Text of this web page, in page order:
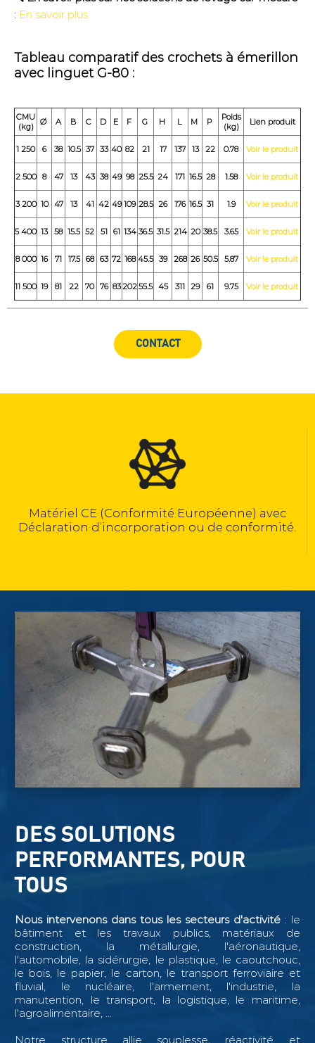
: En savoir plus
Tableau comparatif des crochets à émerillon
avec linguet G-80 :
CMU
(kg)
Ø A B C D E F G H L M P
Poids
(kg)
Lien produit
1 250 6 38 10.5 37 33 40 82 21 17 137 13 22 0.78 Voir le produit
2 500 8 47 13 43 38 49 98 25.5 24 171 16.5 28 1.58 Voir le produit
3 200 10 47 13 41 42 49 109 28.5 26 176 16.5 31 1.9 Voir le produit
5 400 13 58 15.5 52 51 61 134 36.5 31.5 214 20 38.5 3.65 Voir le produit
8 000 16 71 17.5 68 63 72 168 45.5 39 268 26 50.5 5.87 Voir le produit
11 500 19 81 22 70 76 8320255.5 45 311 29 61 9.75 Voir le produit
CONTACT
DES SOLUTIONS
PERFORMANTES, POUR
TOUS
Nous intervenons dans tous les secteurs d'activité: le
bâtiment et les travaux publics, matériaux de
construction, la métallurgie, l'aéronautique,
l'automobile, la sidérurgie, le plastique, le caoutchouc,
le bois, le papier, le carton, le transport ferroviaire et
fluvial, le nucléaire, l'armement, l'industrie, la
manutention, le transport, la logistique, le maritime,
l'agroalimentaire, ...
Notre structure allie souplesse, réactivité et